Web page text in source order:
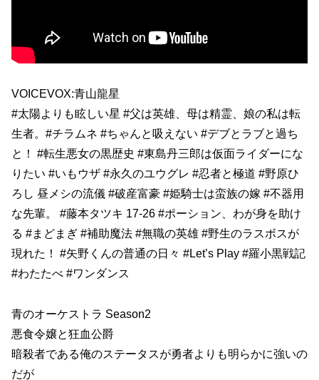
VOICEVOX:青山龍星
#太陽よりも眩しい星 #父は英雄、母は精霊、娘の私は転
生者。#チラムネ #ちゃんと吸えない #デブとラブと過ち
と！ #転生悪女の黒歴史 #東島丹三郎は仮面ライダーにな
りたい #いもウザ #永久のユウグレ #忍者と極道 #野原ひ
ろし 昼メシの流儀 #破産富豪 #姫騎士は蛮族の嫁 #不器用
な先輩。 #藤本タツキ 17-26 #ポーション、わが身を助け
る #まどまぎ #補助魔法 #無職の英雄 #野生のラスボスが
現れた！ #矢野くんの普通の日々 #Let’s Play #羅小黒戦記
#わたたべ #ワンダンス
青のオーケストラ Season2
悪食令嬢と狂血公爵
暗殺者である俺のステータスが勇者よりも明らかに強いの
だが